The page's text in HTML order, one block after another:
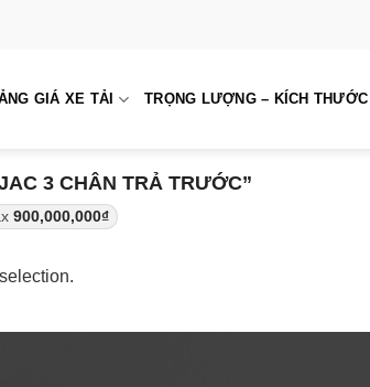
GIÁ XE TẢI TRỌNG LƯỢNG – KÍCH THƯỚC
3 CHÂN TRẢ TRƯỚC”
900,000,000₫